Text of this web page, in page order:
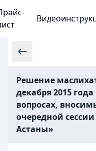
Решение
декабря 2015
вопросах,
очередной
Астаны»